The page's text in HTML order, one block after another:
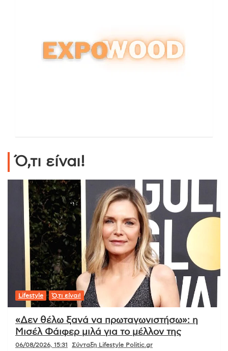
Ό,τι είναι!
Lifestyle Ό,τι είναι!
«Δεν θέλω ξανά να πρωταγωνιστήσω»: η
Μισέλ Φάιφερ μιλά για το μέλλον της
06/08/2026, 15:31 Σύνταξη Lifestyle Politic.gr